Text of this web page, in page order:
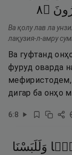
۝٨
Ва қолу лав ла
лақузия-л-амру
Ва гуфтанд
фуруд оварда
мефиристодем,
дигар ба онҳо
6:8
وَلَلَبَسْنَا